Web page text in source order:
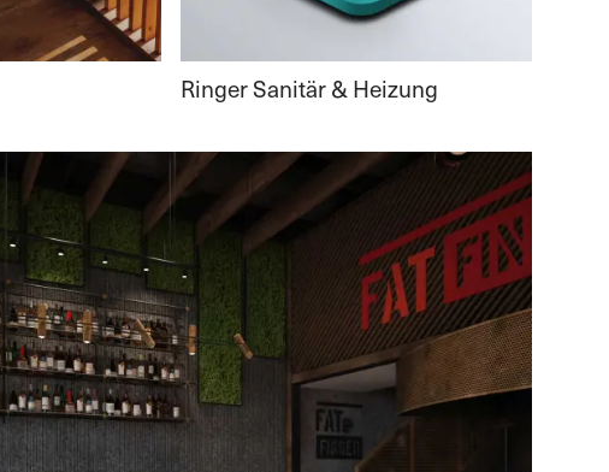
Ringer Sanitär & Heizung